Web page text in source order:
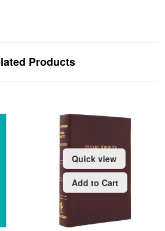
Products
Quick view
Add to Cart